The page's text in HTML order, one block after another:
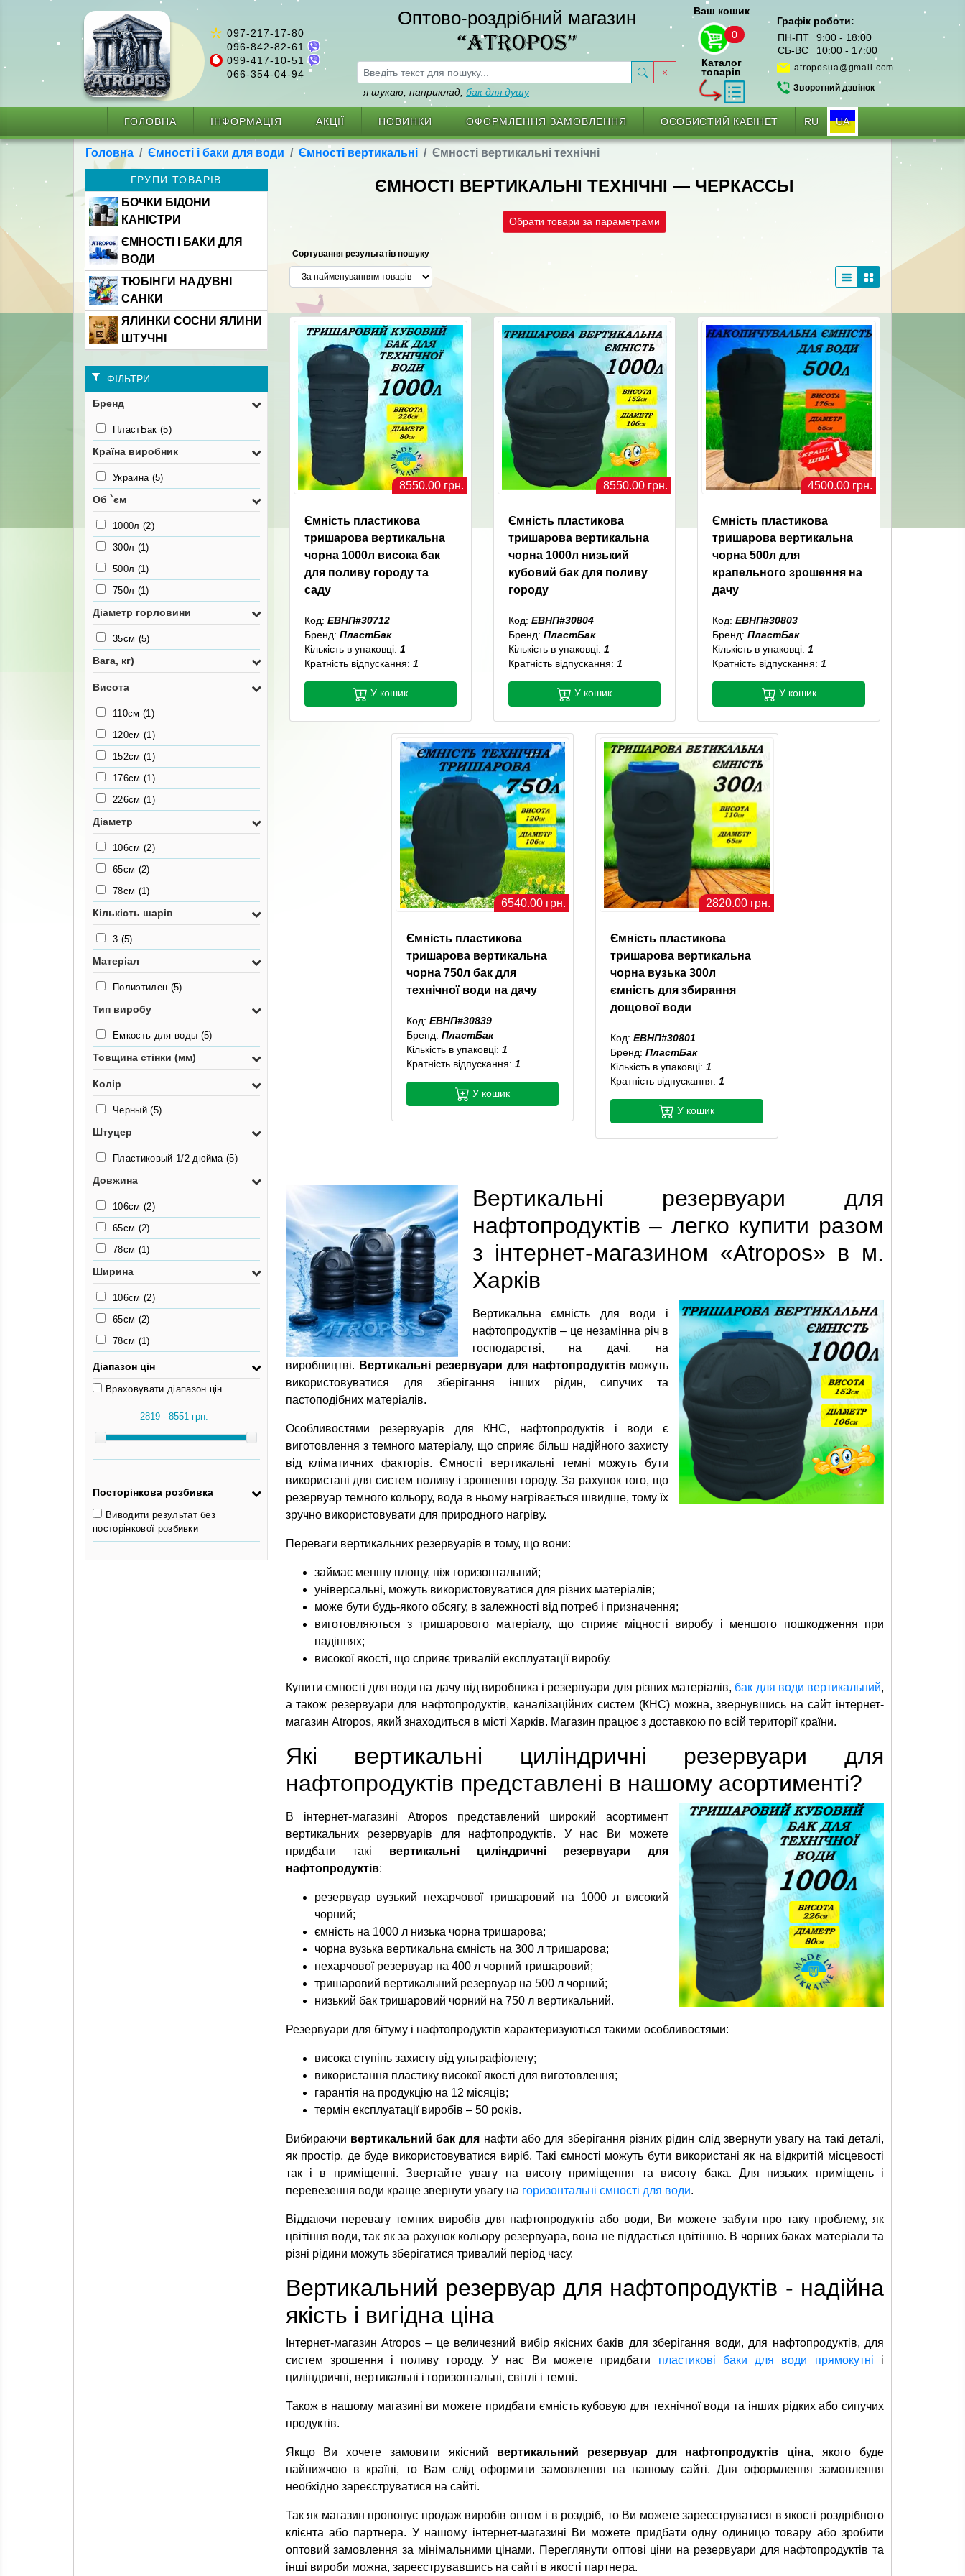
097-217-17-80
096-842-82-61
099-417-10-51
066-354-04-94
Оптово-роздрібний магазин
“ATROPOS”
я шукаю, наприклад, бак для душу
Ваш кошик
0
Каталог
товарів
Графік роботи:
ПН-ПТ
9:00 - 18:00
СБ-ВС
10:00 - 17:00
atroposua@gmail.com
Зворотний дзвінок
ГОЛОВНА ІНФОРМАЦІЯ АКЦІЇ НОВИНКИ ОФОРМЛЕННЯ ЗАМОВЛЕННЯ ОСОБИСТИЙ КАБІНЕТ RU UA
Головна Ємності і баки для води Ємності вертикальні Ємності вертикальні технічні
ГРУПИ ТОВАРІВ
БОЧКИ БІДОНИ
КАНІСТРИ
ЄМНОСТІ І БАКИ ДЛЯ
ВОДИ
ТЮБІНГИ НАДУВНІ
САНКИ
ЯЛИНКИ СОСНИ ЯЛИНИ
ШТУЧНІ
ФІЛЬТРИ
Бренд
ПластБак (5)
Країна виробник
Украина (5)
Об `єм
1000л (2)
300л (1)
500л (1)
750л (1)
Діаметр горловини
35см (5)
Вага, кг)
Висота
110см (1)
120см (1)
152см (1)
176см (1)
226см (1)
Діаметр
106см (2)
65см (2)
78см (1)
Кількість шарів
3 (5)
Матеріал
Полиэтилен (5)
Тип виробу
Емкость для воды (5)
Товщина стінки (мм)
Колір
Черный(5)
Штуцер
Пластиковый 1/2 дюйма(5)
Довжина
106см (2)
65см (2)
78см (1)
Ширина
106см (2)
65см (2)
78см (1)
Діапазон цін
Враховувати діапазон цін
Посторінкова розбивка
Виводити результат без
посторінкової розбивки
ЄМНОСТІ ВЕРТИКАЛЬНІ ТЕХНІЧНІ — ЧЕРКАССЫ
Обрати товари за параметрами
Сортування результатів пошуку
8550.00 грн.
Ємність пластикова
тришарова вертикальна
чорна 1000л висока бак
для поливу городу та
саду
Код: ЕВНП#30712
Бренд: ПластБак
Кількість в упаковці: 1
Кратність відпускання: 1
У кошик
8550.00 грн.
Ємність пластикова
тришарова вертикальна
чорна 1000л низький
кубовий бак для поливу
городу
Код: ЕВНП#30804
Бренд: ПластБак
Кількість в упаковці: 1
Кратність відпускання: 1
У кошик
4500.00 грн.
Ємність пластикова
тришарова вертикальна
чорна 500л для
крапельного зрошення на
дачу
Код:ЕВНП#30803
Бренд:ПластБак
Кількість в упаковці:1
Кратність відпускання:1
У кошик
6540.00 грн.
Ємність пластикова
тришарова вертикальна
чорна 750л бак для
технічної води на дачу
Код: ЕВНП#30839
Бренд: ПластБак
Кількість в упаковці: 1
Кратність відпускання: 1
У кошик
2820.00 грн.
Ємність пластикова
тришарова вертикальна
чорна вузька 300л
ємність для збирання
дощової води
Код:ЕВНП#30801
Бренд:ПластБак
Кількість в упаковці:1
Кратність відпускання:1
У кошик
Вертикальні резервуари для
нафтопродуктів – легко купити разом
з інтернет-магазином «Atropos» в м.
Харків
Вертикальна ємність для води і
нафтопродуктів – це незамінна річ в
господарстві, на дачі, на
виробництві. Вертикальні резервуари для нафтопродуктівможуть
використовуватися для зберігання інших рідин, сипучих та
пастоподібних матеріалів.
Особливостями резервуарів для КНС, нафтопродуктів і води є
виготовлення з темного матеріалу, що сприяє більш надійного захисту
від кліматичних факторів. Ємності вертикальні темні можуть бути
використані для систем поливу і зрошення городу. За рахунок того, що
резервуар темного кольору, вода в ньому нагрівається швидше, тому їх
зручно використовувати для природного нагріву.
Переваги вертикальних резервуарів в тому, що вони:
займає меншу площу, ніж горизонтальний;
універсальні, можуть використовуватися для різних матеріалів;
може бути будь-якого обсягу, в залежності від потреб і призначення;
виготовляються з тришарового матеріалу, що сприяє міцності виробу і меншого пошкодження при
падіннях;
високої якості, що сприяє тривалій експлуатації виробу.
Купити ємності для води на дачу від виробника і резервуари для різних матеріалів, бак для води вертикальний,
а також резервуари для нафтопродуктів, каналізаційних систем (КНС) можна, звернувшись на сайт інтернет-
магазин Atropos, який знаходиться в місті Харків. Магазин працює з доставкою по всій території країни.
Які вертикальні циліндричні резервуари для
нафтопродуктів представлені в нашому асортименті?
В інтернет-магазині Atropos представлений широкий асортимент
вертикальних резервуарів для нафтопродуктів. У нас Ви можете
придбати такі вертикальні циліндричні резервуари для
нафтопродуктів:
резервуар вузький нехарчової тришаровий на 1000 л високий
чорний;
ємність на 1000 л низька чорна тришарова;
чорна вузька вертикальна ємність на 300 л тришарова;
нехарчової резервуар на 400 л чорний тришаровий;
тришаровий вертикальний резервуар на 500 л чорний;
низький бак тришаровий чорний на 750 л вертикальний.
Резервуари для бітуму і нафтопродуктів характеризуються такими особливостями:
висока ступінь захисту від ультрафіолету;
використання пластику високої якості для виготовлення;
гарантія на продукцію на 12 місяців;
термін експлуатації виробів – 50 років.
Вибираючи вертикальний бак для нафти або для зберігання різних рідин слід звернути увагу на такі деталі,
як простір, де буде використовуватися виріб. Такі ємності можуть бути використані як на відкритій місцевості
так і в приміщенні. Звертайте увагу на висоту приміщення та висоту бака. Для низьких приміщень і
перевезення води краще звернути увагу на горизонтальні ємності для води.
Віддаючи перевагу темних виробів для нафтопродуктів або води, Ви можете забути про таку проблему, як
цвітіння води, так як за рахунок кольору резервуара, вона не піддається цвітінню. В чорних баках матеріали та
різні рідини можуть зберігатися тривалий період часу.
Вертикальний резервуар для нафтопродуктів - надійна
якість і вигідна ціна
Інтернет-магазин Atropos – це величезний вибір якісних баків для зберігання води, для нафтопродуктів, для
систем зрошення і поливу городу. У нас Ви можете придбати пластикові баки для води прямокутні і
циліндричні, вертикальні і горизонтальні, світлі і темні.
Також в нашому магазині ви можете придбати ємність кубовую для технічної води та інших рідких або сипучих
продуктів.
Якщо Ви хочете замовити якісний вертикальний резервуар для нафтопродуктів ціна, якого буде
найнижчою в країні, то Вам слід оформити замовлення на нашому сайті. Для оформлення замовлення
необхідно зареєструватися на сайті.
Так як магазин пропонує продаж виробів оптом і в роздріб, то Ви можете зареєструватися в якості роздрібного
клієнта або партнера. У нашому інтернет-магазині Ви можете придбати одну одиницю товару або зробити
оптовий замовлення за мінімальними цінами. Переглянути оптові ціни на резервуари для нафтопродуктів та
інші вироби можна, зареєструвавшись на сайті в якості партнера.